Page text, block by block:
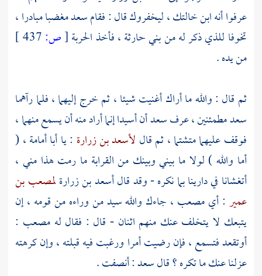
عرفوا أنه ابن خالتك ، ليخفروك قال : فقامسعدمغضبا مبادرا ،
تخوفا للذي ذكر له منبني حارثة، فأخذ الحربة[ص:
من يده .
ثم قال : والله ما أراك أغنيت شيئا ، ثم خرج إليهما ، فلما رآهما
سعدمطمئنين ، عرفسعدأنأسيداإنما أراد منه أن يسمع منهما ،
فوقف عليهما متشتما ، ثم قال لأسعد بن زرارة : ياأبا أمامة، (
أما والله ) لولا ما بيني وبينك من القرابة ما رمت هذا مني ،
أتغشانا في دارينا بما نكره - وقد قالأسعد بن زرارةلمصعب بن
عمير : أيمصعب ، جاءك والله سيد من وراءه من قومه ، إن
يتبعك لا يتخلف عنك منهم اثنان - قال : فقال لهمصعب :
أوتقعد فتسمع ، فإن رضيت أمرا ورغبت فيه قبلته ، وإن كرهته
عزلنا عنك ما تكره ؟ قالسعد: أنصفت .